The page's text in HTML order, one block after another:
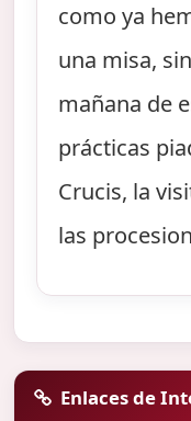
como ya
una misa,
mañana de
prácticas
Crucis, la
las
Enlaces de